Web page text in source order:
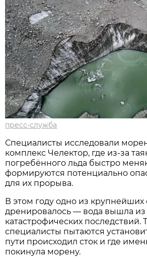
пресс-служба
Специалисты исследовали
комплекс Челектор, где из-за
погребённого льда быстро
формируются потенциально
для их прорыва.
В этом году одно из крупнейших
дренировалось — вода вышла из
катастрофических последствий.
специалисты пытаются
пути происходил сток и где
покинула морену.